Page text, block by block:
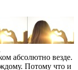
абсолютно везде.
Потому что и